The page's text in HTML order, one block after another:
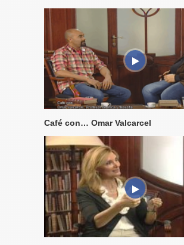
Café con… Omar Valcarcel